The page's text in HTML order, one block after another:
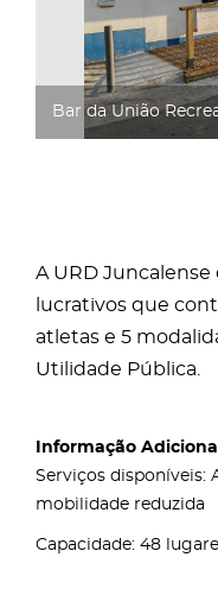
Bar da União
A URD
lucrativos que
atletas e 5
Utilidade Pública.
Informação Adicional
Serviços disponíveis:
mobilidade reduzida
Capacidade: 48